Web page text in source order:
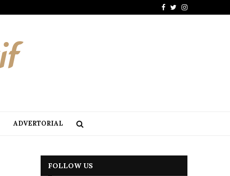
Facebook
Twitter
Instagram
ADVERTORIAL
FOLLOW US